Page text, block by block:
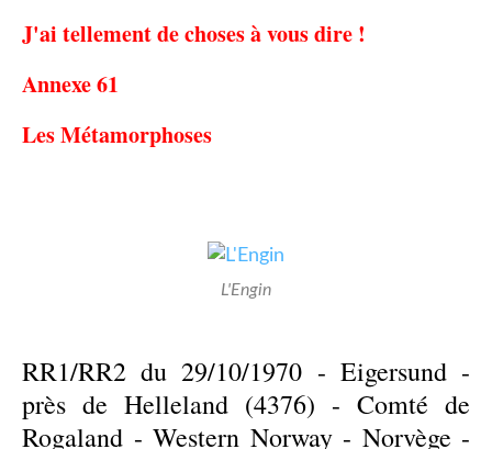
J'ai tellement de choses à vous dire !
Annexe 61
Les Métamorphoses
L'Engin
RR1/RR2 du 29/10/1970 - Eigersund -
près de Helleland (4376) - Comté de
Rogaland - Western Norway - Norvège -